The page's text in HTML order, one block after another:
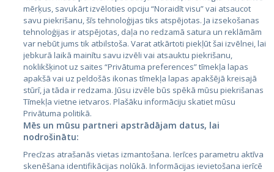
Латвия
Литва
City24.lv
City24.ee
CVbankas.lt
Kainos.lt
mērķus, savukārt izvēloties opciju “Noraidīt visu” vai atsaucot
savu piekrišanu, šīs tehnoloģijas tiks atspējotas. Ja izsekošanas
tehnoloģijas ir atspējotas, daļa no redzamā satura un reklāmām
var nebūt jums tik atbilstoša. Varat atkārtoti piekļūt šai izvēlnei, lai
jebkurā laikā mainītu savu izvēli vai atsauktu piekrišanu,
noklikšķinot uz saites “Privātuma preferences” tīmekļa lapas
apakšā vai uz peldošās ikonas tīmekļa lapas apakšējā kreisajā
stūrī, ja tāda ir redzama. Jūsu izvēle būs spēkā mūsu piekrišanas
Tīmekļa vietne ietvaros. Plašāku informāciju skatiet mūsu
Privātuma politikā.
Mēs un mūsu partneri apstrādājam datus, lai
nodrošinātu:
Precīzas atrašanās vietas izmantošana. Ierīces parametru aktīva
skenēšana identifikācijas nolūkā. Informācijas ievietošana ierīcē